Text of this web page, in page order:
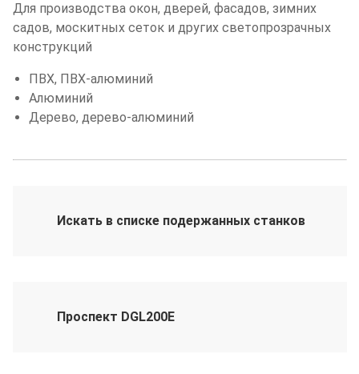
Для производства окон, дверей, фасадов, зимних
садов, москитных сеток и других светопрозрачных
конструкций
ПВХ, ПВХ-алюминий
Алюминий
Дерево, дерево-алюминий
Искать в списке подержанных станков
Проспект DGL200E